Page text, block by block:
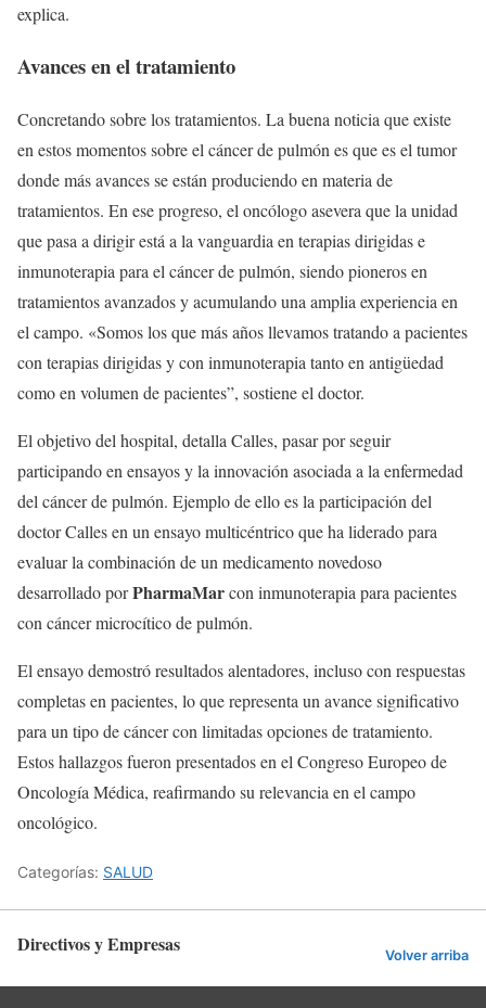
explica.
Avances en el tratamiento
Concretando sobre los tratamientos. La buena noticia que existe
en estos momentos sobre el cáncer de pulmón es que es el tumor
donde más avances se están produciendo en materia de
tratamientos. En ese progreso, el oncólogo asevera que la unidad
que pasa a dirigir está a la vanguardia en terapias dirigidas e
inmunoterapia para el cáncer de pulmón, siendo pioneros en
tratamientos avanzados y acumulando una amplia experiencia en
el campo. «Somos los que más años llevamos tratando a pacientes
con terapias dirigidas y con inmunoterapia tanto en antigüedad
como en volumen de pacientes”, sostiene el doctor.
El objetivo del hospital, detalla Calles, pasar por seguir
participando en ensayos y la innovación asociada a la enfermedad
del cáncer de pulmón. Ejemplo de ello es la participación del
doctor Calles en un ensayo multicéntrico que ha liderado para
evaluar la combinación de un medicamento novedoso
desarrollado porPharmaMarcon inmunoterapia para pacientes
con cáncer microcítico de pulmón.
El ensayo demostró resultados alentadores, incluso con respuestas
completas en pacientes, lo que representa un avance significativo
para un tipo de cáncer con limitadas opciones de tratamiento.
Estos hallazgos fueron presentados en el Congreso Europeo de
Oncología Médica, reafirmando su relevancia en el campo
oncológico.
Categorías: SALUD
Directivos y Empresas Volver arriba